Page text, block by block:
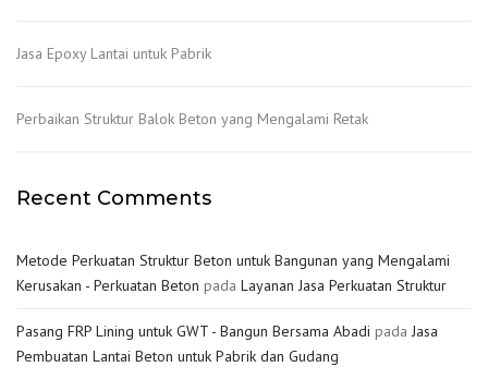
Jasa Epoxy Lantai untuk Pabrik
Perbaikan Struktur Balok Beton yang Mengalami Retak
Recent Comments
Metode Perkuatan Struktur Beton untuk Bangunan yang Mengalami
Kerusakan - Perkuatan Beton pada Layanan Jasa Perkuatan Struktur
Pasang FRP Lining untuk GWT - Bangun Bersama Abadi pada Jasa
Pembuatan Lantai Beton untuk Pabrik dan Gudang